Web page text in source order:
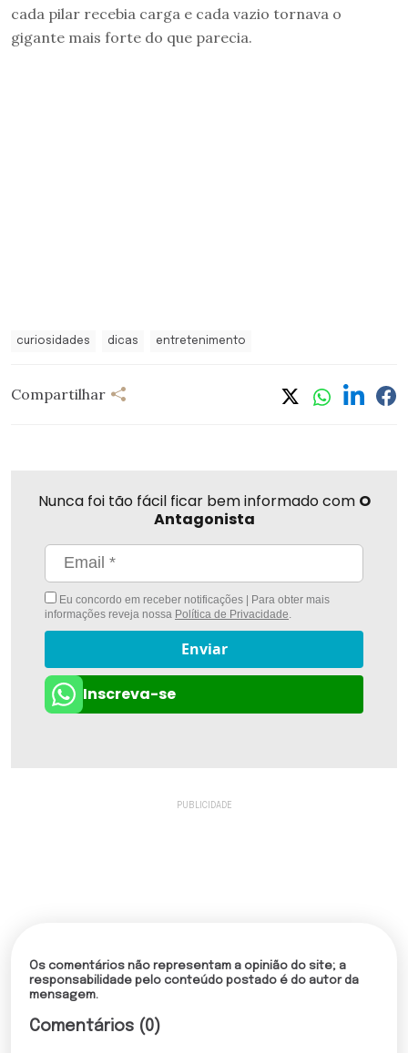
cada pilar recebia carga e cada vazio tornava o
gigante mais forte do que parecia.
curiosidades dicas entretenimento
Compartilhar
Nunca foi tão fácil ficar bem informado com O
Antagonista
Eu concordo em receber notificações | Para obter mais
informações reveja nossa Política de Privacidade.
Enviar
Inscreva-se
Os comentários não representam a opinião do site; a
responsabilidade pelo conteúdo postado é do autor da
mensagem.
Comentários (0)